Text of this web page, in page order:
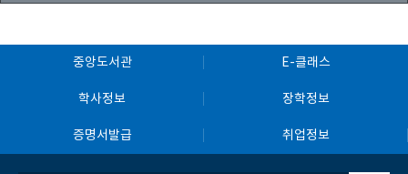
중앙도서관 E-클래스
학사정보 장학정보
증명서발급 취업정보